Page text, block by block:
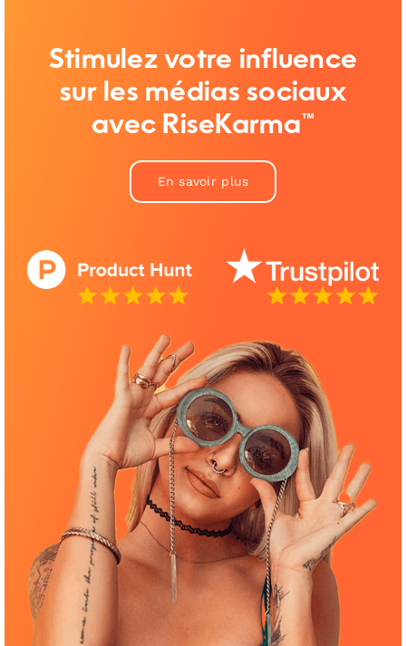
Stimulez votre influence
sur les médias sociaux
avec RiseKarma™
En savoir plus